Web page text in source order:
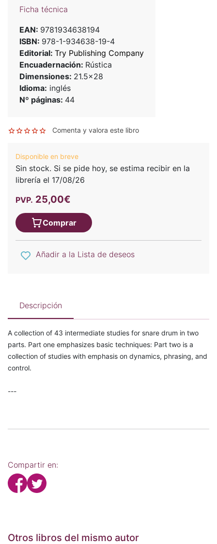
Ficha técnica
EAN: 9781934638194
ISBN: 978-1-934638-19-4
Editorial: Try Publishing Company
Encuadernación: Rústica
Dimensiones: 21.5x28
Idioma: inglés
Nº páginas: 44
Comenta y valora este libro
Disponible en breve
Sin stock. Si se pide hoy, se estima recibir en la
librería el 17/08/26
PVP. 25,00€
Comprar
Añadir a la Lista de deseos
Descripción
A collection of 43 intermediate studies for snare drum in two
parts. Part one emphasizes basic techniques: Part two is a
collection of studies with emphasis on dynamics, phrasing, and
control.
---
Compartir en:
Otros libros del mismo autor